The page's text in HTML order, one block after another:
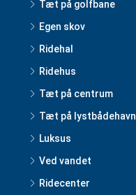
Tæt på golfbane
Egen skov
Ridehal
Ridehus
Tæt på centrum
Tæt på lystbådehavn
Luksus
Ved vandet
Ridecenter